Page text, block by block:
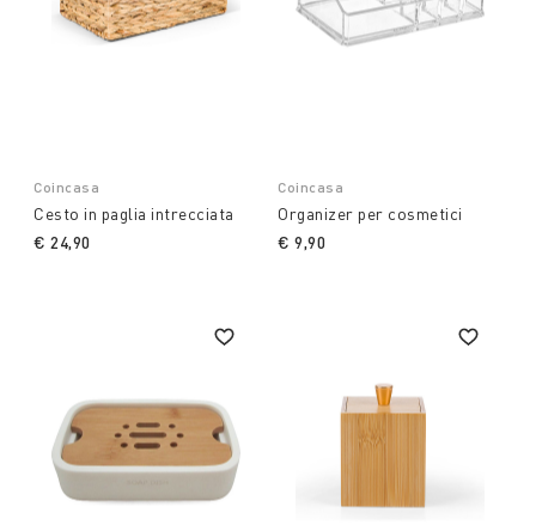
Coincasa
Cesto in paglia intrecciata
€ 24,90
Coincasa
Organizer per cosmetici
€ 9,90